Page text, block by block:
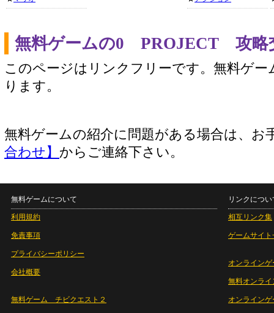
無料ゲームの0 PROJECT 攻略
このページはリンクフリーです。無料ゲー
ります。
無料ゲームの紹介に問題がある場合は、お
合わせ】 からご連絡下さい。
無料ゲームについて
利用規約
免責事項
プライバシーポリシー
会社概要
無料ゲーム チビクエスト２
リンクについ
相互リンク集
ゲームサイト
オンラインゲ
無料オンライ
オンライン